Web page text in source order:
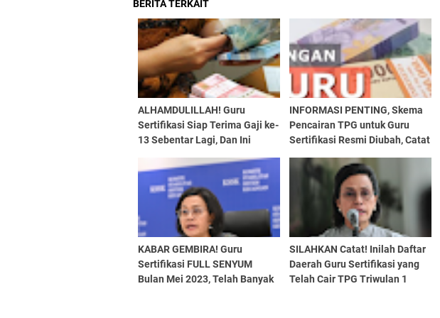
BERITA TERKAIT
ALHAMDULILLAH! Guru
Sertifikasi Siap Terima Gaji ke-
13 Sebentar Lagi, Dan Ini
TPG Triwulan 1
INFORMASI PENTING, Skema
Pencairan TPG untuk Guru
Sertifikasi Resmi Diubah, Catat
KABAR GEMBIRA! Guru
Sertifikasi FULL SENYUM
Bulan Mei 2023, Telah Banyak
SILAHKAN Catat! Inilah Daftar
Daerah Guru Sertifikasi yang
Telah Cair TPG Triwulan 1